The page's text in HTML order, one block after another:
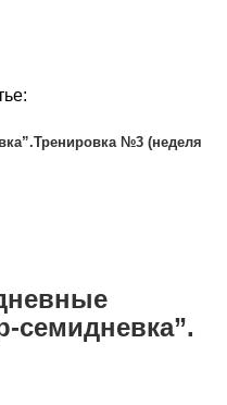
№3 (неделя
семидневка”.